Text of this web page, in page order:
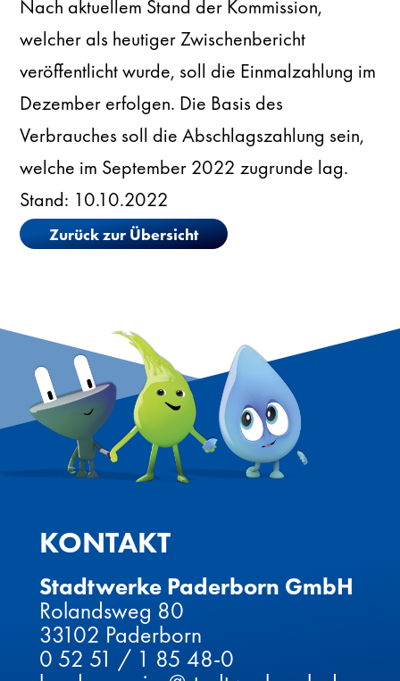
Nach aktuellem Stand der Kommission,
welcher als heutiger Zwischenbericht
veröffentlicht wurde, soll die Einmalzahlung im
Dezember erfolgen. Die Basis des
Verbrauches soll die Abschlagszahlung sein,
welche im September 2022 zugrunde lag.
Stand: 10.10.2022
Zurück zur Übersicht
KONTAKT
Stadtwerke Paderborn GmbH
Rolandsweg 80
33102 Paderborn
0 52 51 / 1 85 48-0